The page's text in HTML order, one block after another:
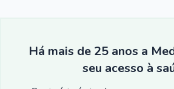
Há mais de 25 anos a
seu acesso à